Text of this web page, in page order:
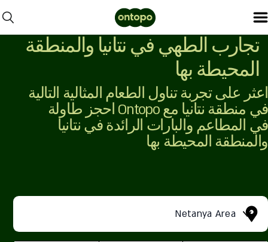
تجارب الطهي في نتانيا والمنطقة
المحيطة بها
اعثر على تجربة تناول الطعام المثالية التالية
في منطقة نتانيا مع Ontopo احجز طاولة
في المطاعم والبارات الرائدة في نتانيا
والمنطقة المحيطة بها
Netanya Area